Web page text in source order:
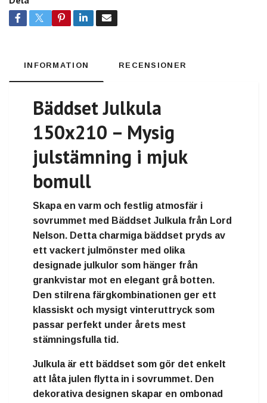
INFORMATION RECENSIONER
Bäddset Julkula
150x210 – Mysig
julstämning i mjuk
bomull
Skapa en varm och festlig atmosfär i
sovrummet med Bäddset Julkula från Lord
Nelson. Detta charmiga bäddset pryds av
ett vackert julmönster med olika
designade julkulor som hänger från
grankvistar mot en elegant grå botten.
Den stilrena färgkombinationen ger ett
klassiskt och mysigt vinteruttryck som
passar perfekt under årets mest
stämningsfulla tid.
Julkula är ett bäddset som gör det enkelt
att låta julen flytta in i sovrummet. Den
dekorativa designen skapar en ombonad